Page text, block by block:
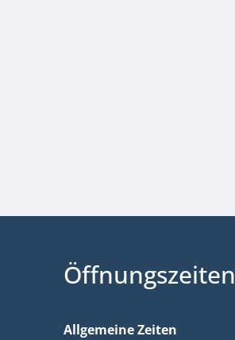
Öffnungszeiten
Allgemeine Zeiten